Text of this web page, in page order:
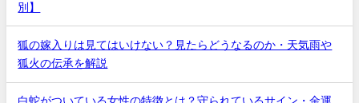
別】
狐の嫁入りは見てはいけない？見たらどうなるのか・天気雨や
狐火の伝承を解説
白蛇がついている女性の特徴とは？守られているサイン・金運